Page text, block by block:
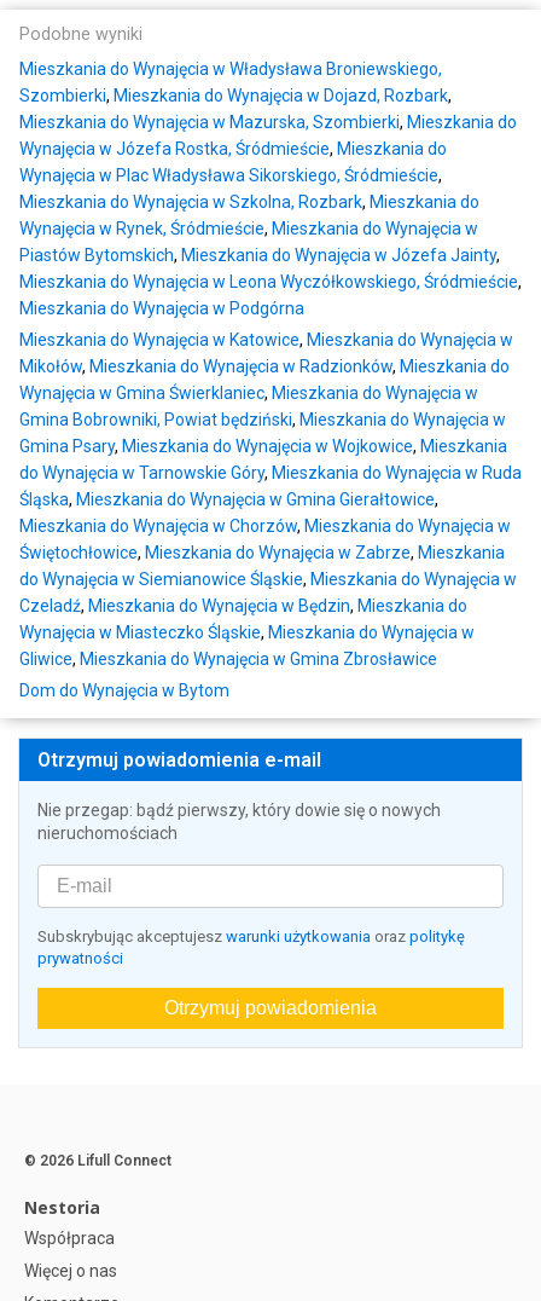
Podobne wyniki
Mieszkania do Wynajęcia w Władysława Broniewskiego,
Szombierki, Mieszkania do Wynajęcia w Dojazd, Rozbark,
Mieszkania do Wynajęcia w Mazurska, Szombierki, Mieszkania do
Wynajęcia w Józefa Rostka, Śródmieście, Mieszkania do
Wynajęcia w Plac Władysława Sikorskiego, Śródmieście,
Mieszkania do Wynajęcia w Szkolna, Rozbark, Mieszkania do
Wynajęcia w Rynek, Śródmieście, Mieszkania do Wynajęcia w
Piastów Bytomskich, Mieszkania do Wynajęcia w Józefa Jainty,
Mieszkania do Wynajęcia w Leona Wyczółkowskiego, Śródmieście,
Mieszkania do Wynajęcia w Podgórna
Mieszkania do Wynajęcia w Katowice, Mieszkania do Wynajęcia w
Mikołów, Mieszkania do Wynajęcia w Radzionków, Mieszkania do
Wynajęcia w Gmina Świerklaniec, Mieszkania do Wynajęcia w
Gmina Bobrowniki, Powiat będziński, Mieszkania do Wynajęcia w
Gmina Psary, Mieszkania do Wynajęcia w Wojkowice, Mieszkania
do Wynajęcia w Tarnowskie Góry, Mieszkania do Wynajęcia w Ruda
Śląska, Mieszkania do Wynajęcia w Gmina Gierałtowice,
Mieszkania do Wynajęcia w Chorzów, Mieszkania do Wynajęcia w
Świętochłowice, Mieszkania do Wynajęcia w Zabrze, Mieszkania
do Wynajęcia w Siemianowice Śląskie, Mieszkania do Wynajęcia w
Czeladź, Mieszkania do Wynajęcia w Będzin, Mieszkania do
Wynajęcia w Miasteczko Śląskie, Mieszkania do Wynajęcia w
Gliwice, Mieszkania do Wynajęcia w Gmina Zbrosławice
Dom do Wynajęcia w Bytom
Otrzymuj powiadomienia e-mail
Nie przegap: bądź pierwszy, który dowie się o nowych
nieruchomościach
Subskrybując akceptujesz warunki użytkowania oraz politykę
prywatności
Otrzymuj powiadomienia
© 2026 Lifull Connect
Nestoria
Współpraca
Więcej o nas